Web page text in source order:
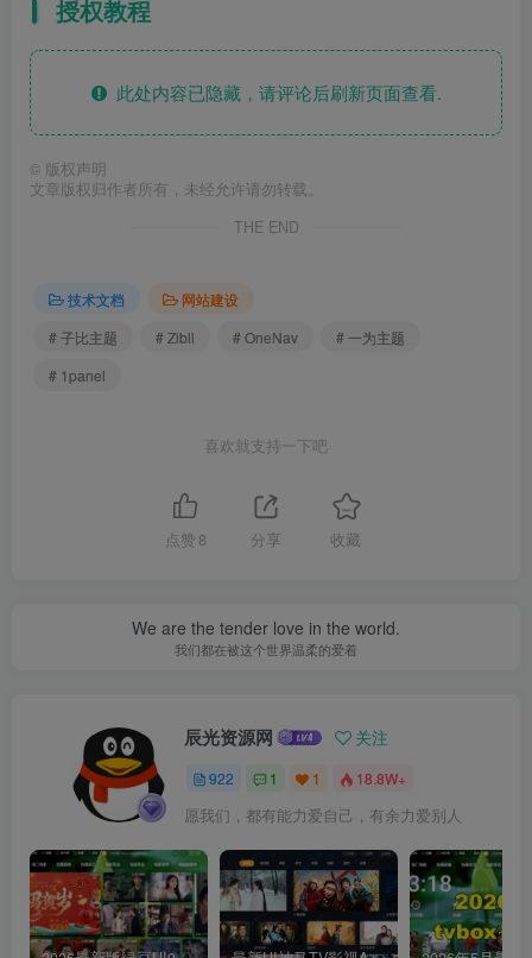
授权教程
此处内容已隐藏，请评论后刷新页面查看.
© 版权声明
文章版权归作者所有，未经允许请勿转载。
THE END
技术文档
网站建设
# 子比主题
# Zibll # OneNav
# 一为主题
# 1panel
喜欢就支持一下吧
点赞 8 分享 收藏
We are the tender love in the world.
我们都在被这个世界温柔的爱着
辰光资源网 关注
922 1 1 18.8W+
愿我们，都有能力爱自己，有余力爱别人